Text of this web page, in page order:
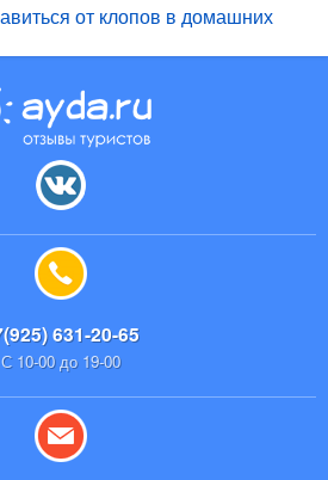
от клопов в домашних
631-20-65
С 10-00 до 19-00